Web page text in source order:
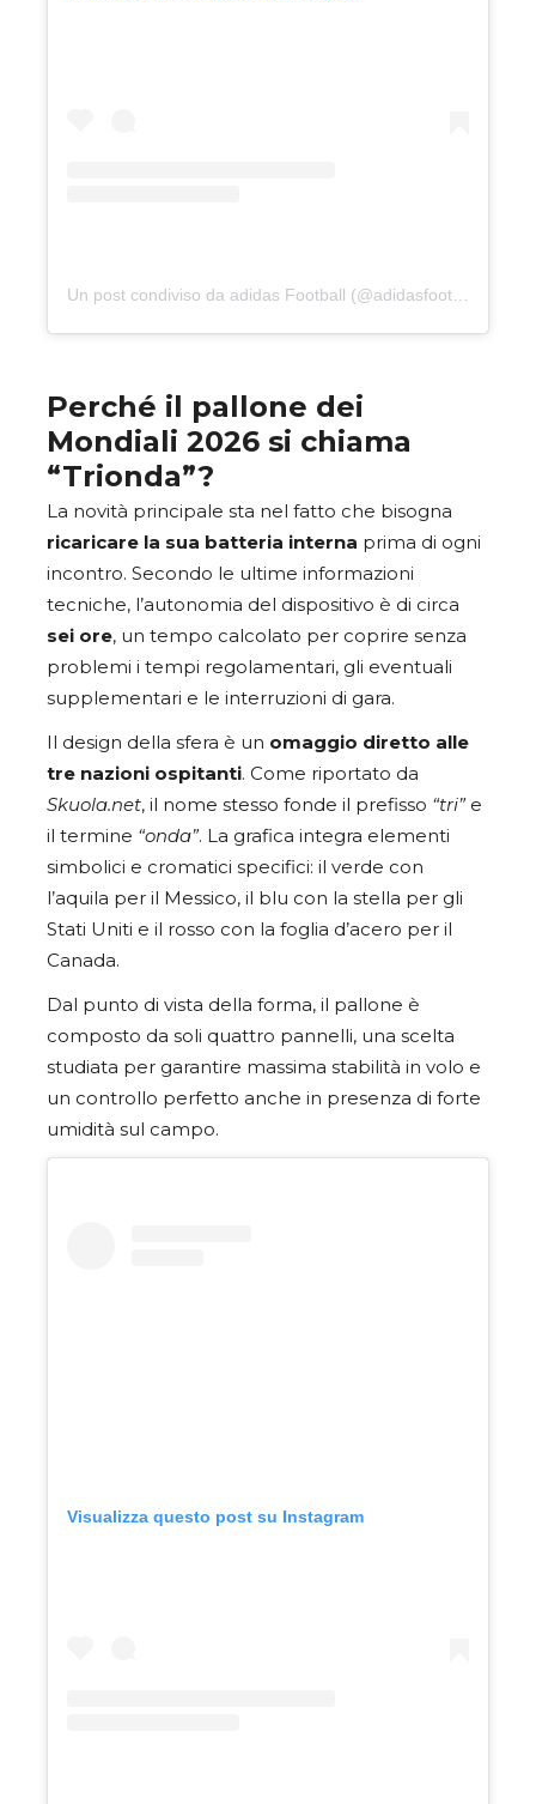
Un post condiviso da adidas Football (@adidasfootball)
Perché il pallone dei
Mondiali 2026 si chiama
“Trionda”?
La novità principale sta nel fatto che bisogna
ricaricare la sua batteria interna prima di ogni
incontro. Secondo le ultime informazioni
tecniche, l’autonomia del dispositivo è di circa
sei ore, un tempo calcolato per coprire senza
problemi i tempi regolamentari, gli eventuali
supplementari e le interruzioni di gara.
Il design della sfera è un omaggio diretto alle
tre nazioni ospitanti. Come riportato da
Skuola.net, il nome stesso fonde il prefisso “tri” e
il termine “onda”. La grafica integra elementi
simbolici e cromatici specifici: il verde con
l’aquila per il Messico, il blu con la stella per gli
Stati Uniti e il rosso con la foglia d’acero per il
Canada.
Dal punto di vista della forma, il pallone è
composto da soli quattro pannelli, una scelta
studiata per garantire massima stabilità in volo e
un controllo perfetto anche in presenza di forte
umidità sul campo.
Visualizza questo post su Instagram